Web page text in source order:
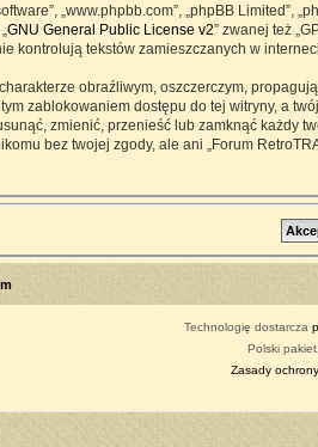
„www.phpbb.com”, „phpBB
GNU General Public License v2” zwanej też
kontrolują tekstów zamieszczanych w
obraźliwym, oszczerczym,
zablokowaniem dostępu do tej witryny, a
zmienić, przenieść lub zamknąć
bez twojej zgody, ale ani „Forum
Technologię dostarcza
Polski
Zasady